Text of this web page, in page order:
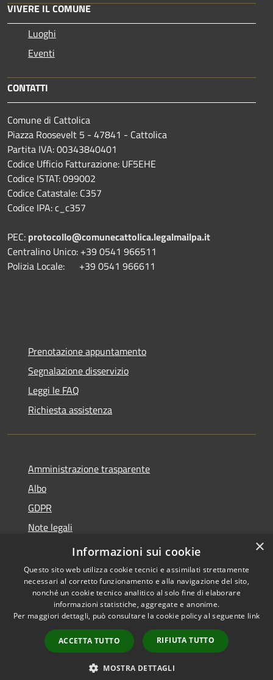
VIVERE IL COMUNE
Luoghi
Eventi
CONTATTI
Comune di Cattolica
Piazza Roosevelt 5 - 47841 - Cattolica
Partita IVA: 00343840401
Codice Ufficio Fatturazione: UF5EHE
Codice ISTAT: 099002
Codice Catastale: C357
Codice IPA: c_c357
PEC: protocollo@comunecattolica.legalmailpa.it
Centralino Unico: +39 0541 966511
Polizia Locale: +39 0541 966611
Prenotazione appuntamento
Segnalazione disservizio
Leggi le FAQ
Richiesta assistenza
Amministrazione trasparente
Albo
GDPR
Note legali
Dichiarazione di accessibilità
Accessibilità
Copyright © 2026 • Comune di
Cattolica • Powered by
Municipium•
Accesso
redazione
×
Informazioni sui cookie
Questo sito web utilizza cookie tecnici e assimilati strettamente
necessari al corretto funzionamento e alla navigazione del sito,
nonché un cookie tecnico analitico al solo fine di elaborare
informazioni statistiche, aggregate e anonime.
Per maggiori dettagli, può consultare la cookie policy al seguente link
ACCETTA TUTTO RIFIUTA TUTTO
MOSTRA DETTAGLI